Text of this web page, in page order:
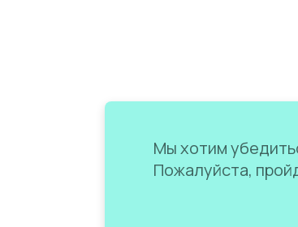
Мы хотим
Пожалуйста,